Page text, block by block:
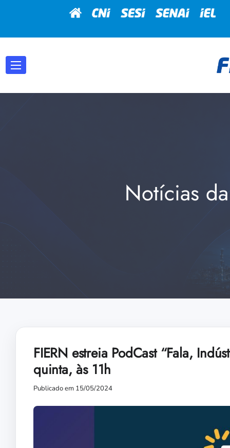
Notícias
FIERN estreia PodCast “Fala,
quinta, às 11h
Publicado em 15/05/2024